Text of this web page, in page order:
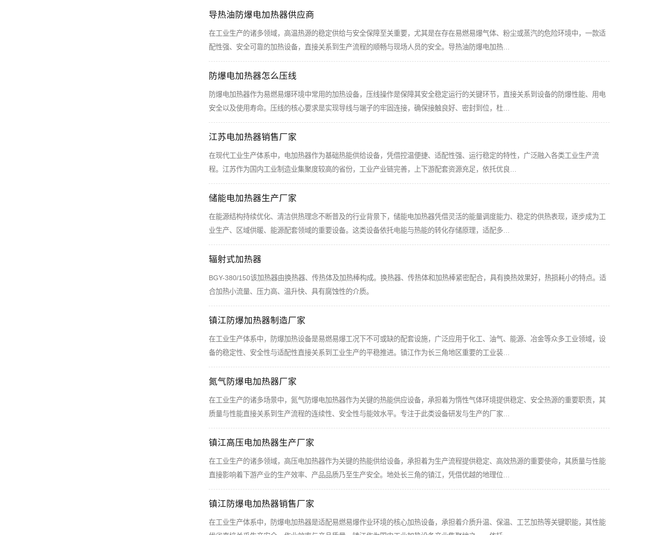
导热油防爆电加热器供应商
在工业生产的诸多领域，高温热源的稳定供给与安全保障至关重要，尤其是在存在易燃易爆气体、粉尘或蒸汽的危险环境中，一款适
配性强、安全可靠的加热设备，直接关系到生产流程的顺畅与现场人员的安全。导热油防爆电加热…
防爆电加热器怎么压线
防爆电加热器作为易燃易爆环境中常用的加热设备，压线操作是保障其安全稳定运行的关键环节，直接关系到设备的防爆性能、用电
安全以及使用寿命。压线的核心要求是实现导线与端子的牢固连接，确保接触良好、密封到位，杜…
江苏电加热器销售厂家
在现代工业生产体系中，电加热器作为基础热能供给设备，凭借控温便捷、适配性强、运行稳定的特性，广泛融入各类工业生产流
程。江苏作为国内工业制造业集聚度较高的省份，工业产业链完善，上下游配套资源充足，依托优良…
储能电加热器生产厂家
在能源结构持续优化、清洁供热理念不断普及的行业背景下，储能电加热器凭借灵活的能量调度能力、稳定的供热表现，逐步成为工
业生产、区域供暖、能源配套领域的重要设备。这类设备依托电能与热能的转化存储原理，适配多…
辐射式加热器
BGY-380/150该加热器由换热器、传热体及加热棒构成。换热器、传热体和加热棒紧密配合，具有换热效果好，热损耗小的特点。适
合加热小流量、压力高、温升快、具有腐蚀性的介质。
镇江防爆加热器制造厂家
在工业生产体系中，防爆加热设备是易燃易爆工况下不可或缺的配套设施，广泛应用于化工、油气、能源、冶金等众多工业领域，设
备的稳定性、安全性与适配性直接关系到工业生产的平稳推进。镇江作为长三角地区重要的工业装…
氮气防爆电加热器厂家
在工业生产的诸多场景中，氮气防爆电加热器作为关键的热能供应设备，承担着为惰性气体环境提供稳定、安全热源的重要职责，其
质量与性能直接关系到生产流程的连续性、安全性与能效水平。专注于此类设备研发与生产的厂家…
镇江高压电加热器生产厂家
在工业生产的诸多领域，高压电加热器作为关键的热能供给设备，承担着为生产流程提供稳定、高效热源的重要使命，其质量与性能
直接影响着下游产业的生产效率、产品品质乃至生产安全。地处长三角的镇江，凭借优越的地理位…
镇江防爆电加热器销售厂家
在工业生产体系中，防爆电加热器是适配易燃易爆作业环境的核心加热设备，承担着介质升温、保温、工艺加热等关键职能，其性能